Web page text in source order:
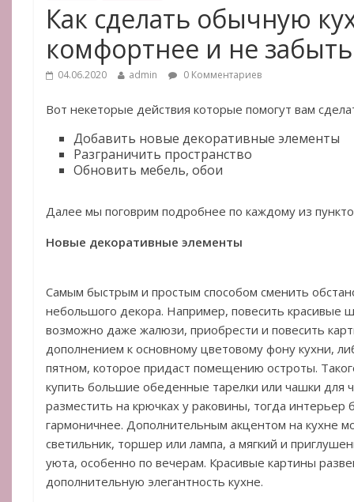
Как сделать обычную
комфортнее и не
04.06.2020 admin 0 Комментариев
Вот некеторые действия которые помогут вам
Добавить новые декоративные элементы
Разграничить пространство
Обновить мебель, обои
Далее мы поговрим подробнее по каждому из
Новые декоративные элементы
Самым быстрым и простым способом сменить
небольшого декора. Например, повесить красивые
возможно даже жалюзи, приобрести и повесить
дополнением к основному цветовому фону кухни,
пятном, которое придаст помещению остроты.
купить большие обеденные тарелки или чашки для
разместить на крючках у раковины, тогда интерьер
гармоничнее. Дополнительным акцентом на кухне
светильник, торшер или лампа, а мягкий и
уюта, особенно по вечерам. Красивые картины
дополнительную элегантность кухне.